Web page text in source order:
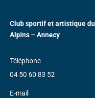
Club sportif et artistique
Alpins – Annecy
Téléphone
04 50 60 83 52
E-mail